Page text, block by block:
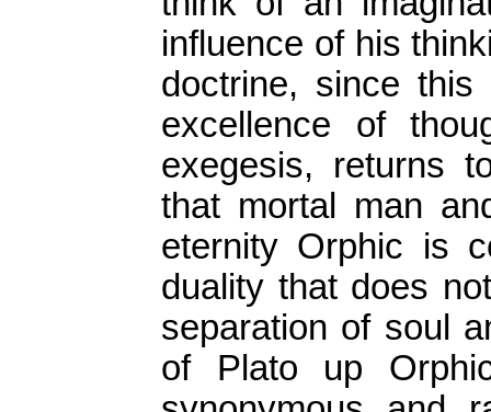
influence of his
doctrine, since
excellence of
exegesis, returns
that mortal man
eternity Orphic is
duality that does
separation of soul
of Plato up